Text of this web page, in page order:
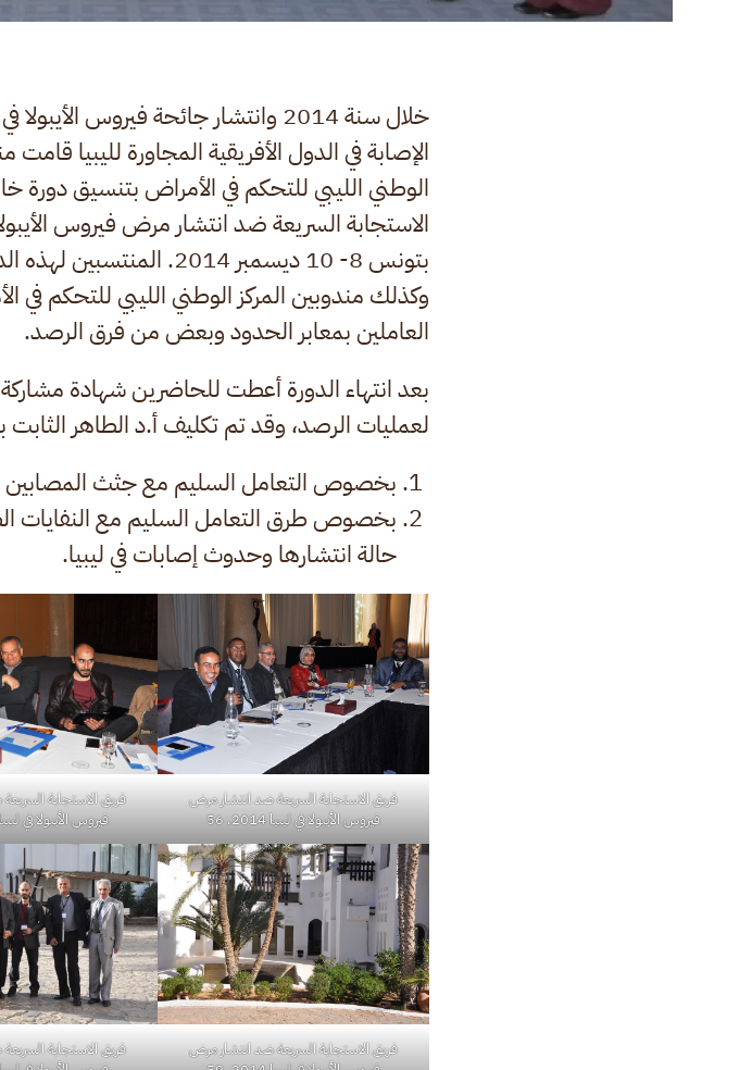
خلال سنة 2014 وانتشار جائحة فيروس
الإصابة في الدول الأفريقية المجاورة لليبيا
الوطني الليبي للتحكم في الأمراض بتنسيق دورة
الاستجابة السريعة ضد انتشار مرض فيروس
بتونس 8- 10 ديسمبر 2014.
وكذلك مندوبين المركز الوطني الليبي للتحكم في
العاملين بمعابر الحدود وبعض من فرق الرصد.
بعد انتهاء الدورة أعطت للحاضرين شهادة
لعمليات الرصد، وقد تم تكليف أ.د الطاهر الثابت
بخصوص التعامل السليم مع جثث المصابين
بخصوص طرق التعامل السليم مع النفايات
حالة انتشارها وحدوث إصابات في ليبيا.
فريق الاستجابة السريعة ضد انتشار مرض
فيروس الأيبولا في ليبيا 2014. 56
فريق الاستجابة
فيروس الأيبولا في ليبيا 2014.
فريق الاستجابة السريعة ضد انتشار مرض
فريق الاستجابة